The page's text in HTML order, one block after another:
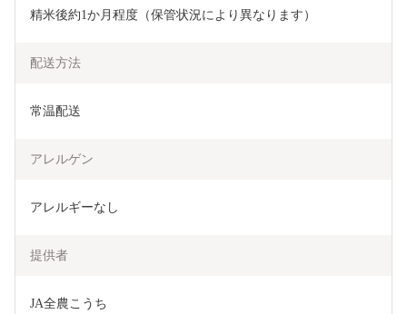
精米後約1か月程度（保管状況により異なります）
配送方法
常温配送
アレルゲン
アレルギーなし
提供者
JA全農こうち